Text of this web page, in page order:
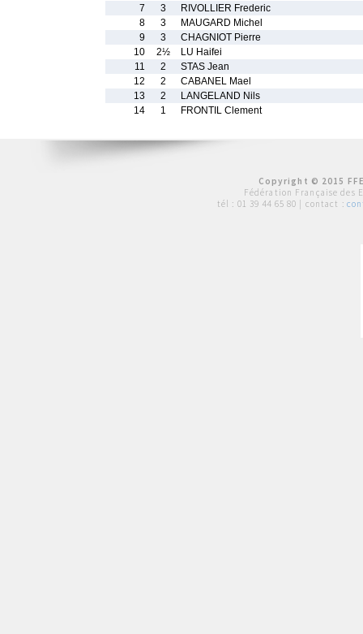
7
3
RIVOLLIER Frederic
8
3
MAUGARD Michel
9
3
CHAGNIOT Pierre
10
2½
LU Haifei
11
2
STAS Jean
12
2
CABANEL Mael
13
2
LANGELAND Nils
14
1 FRONTIL Clement
Copyright © 2015
Fédération Française des
tél : 01 39 44 65 80 | contact :